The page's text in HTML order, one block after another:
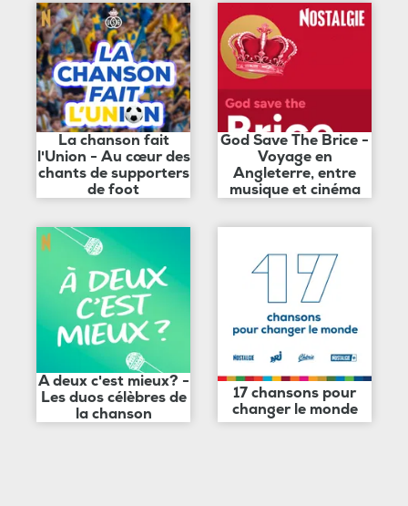
La chanson fait
l'Union - Au cœur des
chants de supporters
de foot
God Save The Brice -
Voyage en
Angleterre, entre
musique et cinéma
A deux c'est mieux? -
Les duos célèbres de
la chanson
17 chansons pour
changer le monde